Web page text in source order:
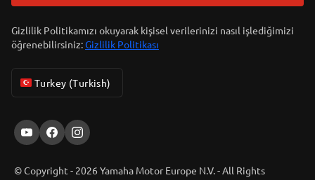
Gizlilik Politikamızı okuyarak kişisel verilerinizi nasıl işlediğimizi
öğrenebilirsiniz:Gizlilik Politikası
Turkey (Turkish)
© Copyright - 2026 Yamaha Motor Europe N.V. - All Rights